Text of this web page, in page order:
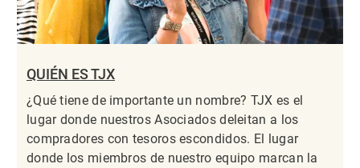
QUIÉN ES TJX
¿Qué tiene de importante un nombre? TJX es el
lugar donde nuestros Asociados deleitan a los
compradores con tesoros escondidos. El lugar
donde los miembros de nuestro equipo marcan la